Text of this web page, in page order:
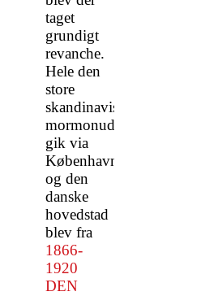
taget
grundigt
revanche.
Hele den
store
skandinaviske
mormonudvandring
gik via
København
og den
danske
hovedstad
blev fra
1866-
1920
DEN